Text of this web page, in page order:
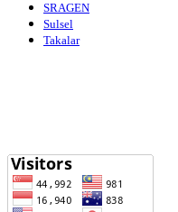
SRAGEN
Sulsel
Takalar